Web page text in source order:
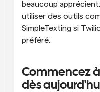
beaucoup
utiliser des outils
SimpleTexting si
préféré.
Commencez
dès